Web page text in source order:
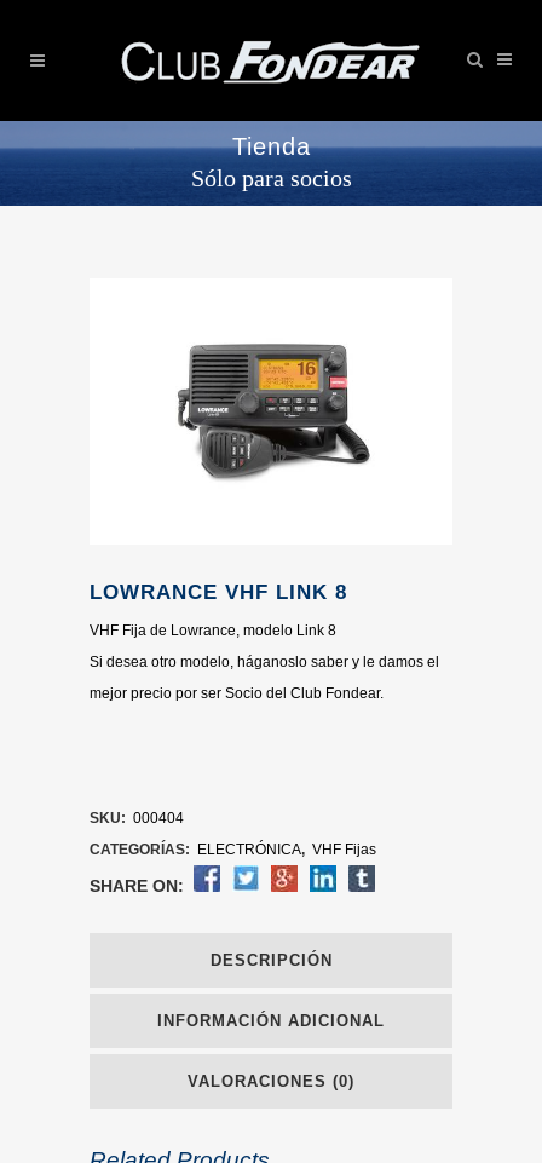
Tienda
Sólo para socios
LOWRANCE VHF LINK 8
VHF Fija de Lowrance, modelo Link 8
Si desea otro modelo, háganoslo saber y le damos el
mejor precio por ser Socio del Club Fondear.
SKU: 000404
CATEGORÍAS:
ELECTRÓNICA, VHF Fijas
SHARE ON:
DESCRIPCIÓN
INFORMACIÓN ADICIONAL
VALORACIONES (0)